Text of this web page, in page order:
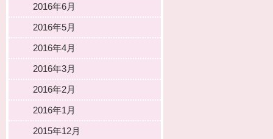
2016年6月
2016年5月
2016年4月
2016年3月
2016年2月
2016年1月
2015年12月